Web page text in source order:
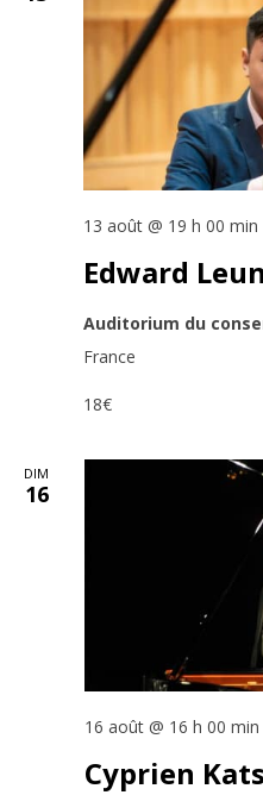
Edward
13 août @ 19 h 00 min
Auditorium du
France
18€
DIM
16
Cyprien
16 août @ 16 h 00 min